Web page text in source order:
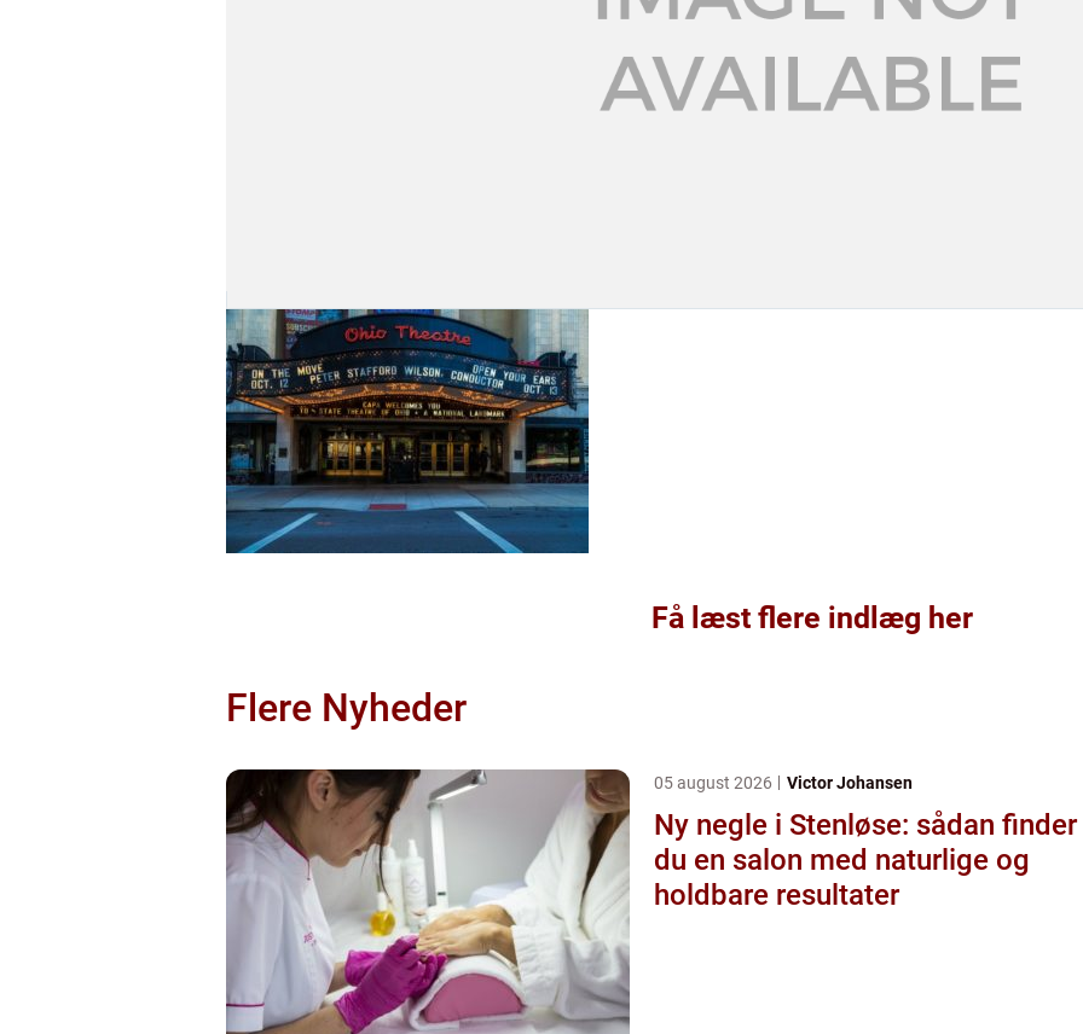
Få læst flere indlæg her
Flere Nyheder
05 august 2026 Victor Johansen
Ny negle i Stenløse: sådan finder
du en salon med naturlige og
holdbare resultater